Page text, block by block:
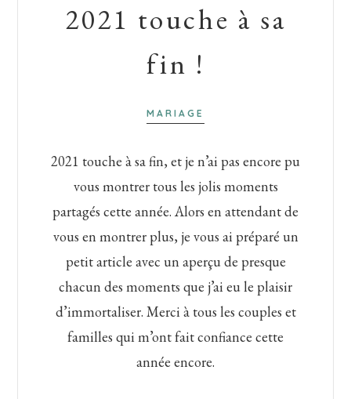
2021 touche à sa
fin !
MARIAGE
2021 touche à sa fin, et je n’ai pas encore pu
vous montrer tous les jolis moments
partagés cette année. Alors en attendant de
vous en montrer plus, je vous ai préparé un
petit article avec un aperçu de presque
chacun des moments que j’ai eu le plaisir
d’immortaliser. Merci à tous les couples et
familles qui m’ont fait confiance cette
année encore.